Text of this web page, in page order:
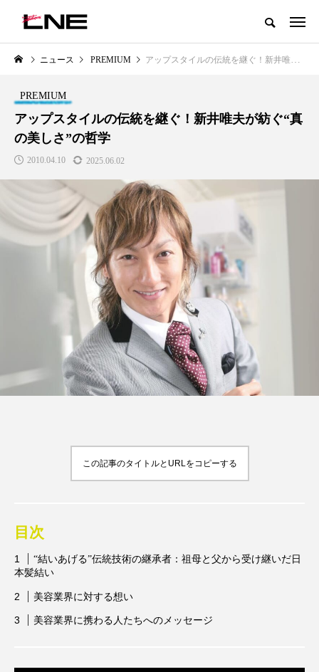
グローバルビューティ＆ヘルスケアビジネス誌
LIFESTYLE
SNSの「加工顔」と美容医療｜AI
がもたらす可能性とこれから
BUSINESS
GWI調査から読み解く2030年の
都市型スパ――身近なウェルネ
の次世代モデル
2026.08.06
FEATURED 注目の企画
TAG LIST タグ一覧
アスレジャーコスメ アレルギー
ニュース PREMIUM アップスタイルの伝統を継ぐ！新井唯夫が紡ぐ“真の美しさ”の哲学
PREMIUM
アップスタイルの伝統を継ぐ！新井唯夫が紡ぐ“真
の美しさ”の哲学
2010.04.10 2025.06.02
この記事のタイトルとURLをコピーする
目次
“結いあげる”伝統技術の継承者：祖母と父から受け継いだ日
本髪結い
美容業界に対する想い
美容業界に携わる人たちへのメッセージ